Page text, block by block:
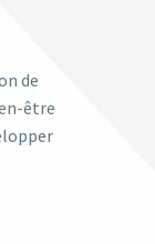
de
être